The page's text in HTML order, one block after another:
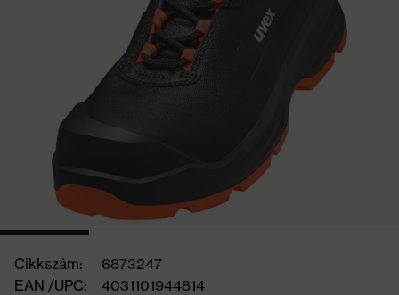
Cikkszám:
6873247
EAN /UPC:
4031101944814